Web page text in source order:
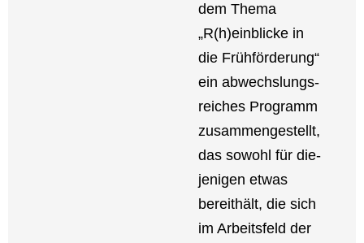
dem The­ma
„R(h)einblicke in
die Früh­för­de­rung“
ein abwechs­lungs­
rei­ches Pro­gramm
zusam­men­ge­stellt,
das sowohl für die­
je­ni­gen etwas
bereit­hält, die sich
im Arbeits­feld der